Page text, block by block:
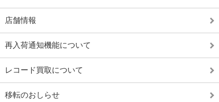
店舗情報
再入荷通知機能について
レコード買取について
移転のおしらせ